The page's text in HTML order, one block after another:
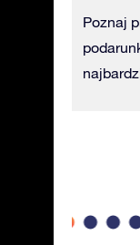
Poznaj